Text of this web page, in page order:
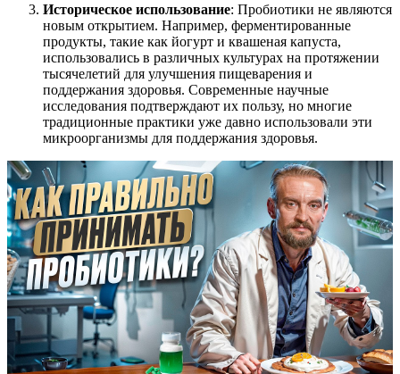
Историческое использование: Пробиотики не являются
новым открытием. Например, ферментированные
продукты, такие как йогурт и квашеная капуста,
использовались в различных культурах на протяжении
тысячелетий для улучшения пищеварения и
поддержания здоровья. Современные научные
исследования подтверждают их пользу, но многие
традиционные практики уже давно использовали эти
микроорганизмы для поддержания здоровья.